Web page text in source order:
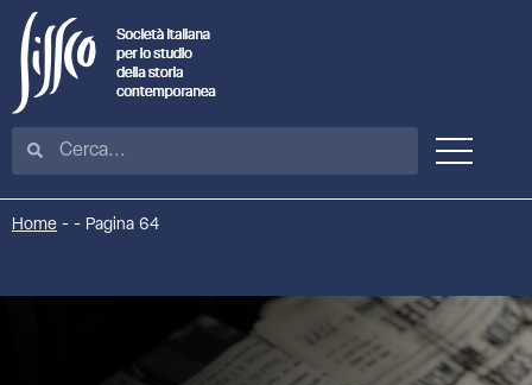
Home - - Pagina 64